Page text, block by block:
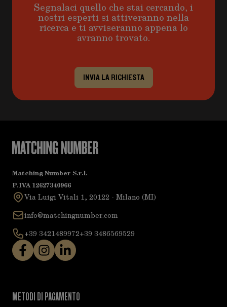
Segnalaci quello che stai cercando, i
nostri esperti si attiveranno nella
ricerca e ti avviseranno appena lo
avranno trovato.
INVIA LA RICHIESTA
Matching Number S.r.l.
P.IVA 12627340966
Via Luigi Vitali 1, 20122 - Milano (MI)
info@matchingnumber.com
+39 3421489972+39 3486569529
METODI DI PAGAMENTO